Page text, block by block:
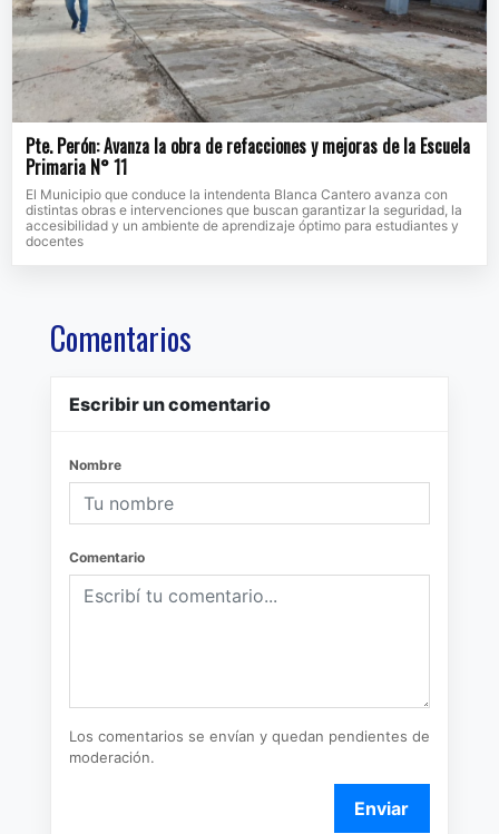
Pte. Perón: Avanza la obra de refacciones y mejoras de la Escuela
Primaria N° 11
El Municipio que conduce la intendenta Blanca Cantero avanza con
distintas obras e intervenciones que buscan garantizar la seguridad, la
accesibilidad y un ambiente de aprendizaje óptimo para estudiantes y
docentes
Comentarios
Escribir un comentario
Nombre
Comentario
Los comentarios se envían y quedan pendientes de
moderación.
Enviar